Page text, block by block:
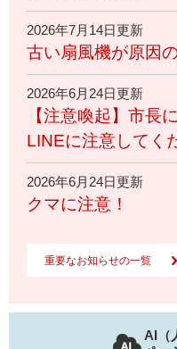
2026年7月14日更新
古い扇風機が原因
2026年6月24日更新
【注意喚起】市長
LINEに注意してく
2026年6月24日更新
クマに注意！
重要なお知らせの一覧
AI（